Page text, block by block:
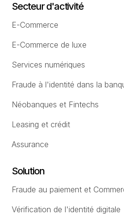
Secteur d'activité
E-Commerce
E-Commerce de luxe
Services numériques
Fraude à l'identité dans la
Néobanques et Fintechs
Leasing et crédit
Assurance
Solution
Fraude au paiement et
Vérification de l'identité digitale